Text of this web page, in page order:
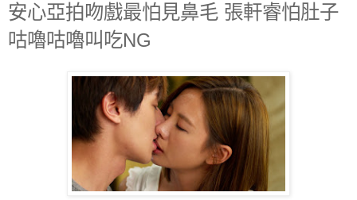
安心亞拍吻戲最怕見鼻毛 張軒睿怕肚子
咕嚕咕嚕叫吃NG